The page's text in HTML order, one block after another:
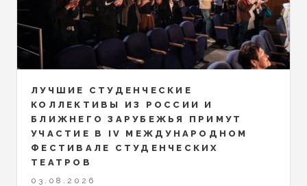
ЛУЧШИЕ СТУДЕНЧЕСКИЕ
КОЛЛЕКТИВЫ ИЗ РОССИИ И
БЛИЖНЕГО ЗАРУБЕЖЬЯ ПРИМУТ
УЧАСТИЕ В IV МЕЖДУНАРОДНОМ
ФЕСТИВАЛЕ СТУДЕНЧЕСКИХ
ТЕАТРОВ
03.08.2026